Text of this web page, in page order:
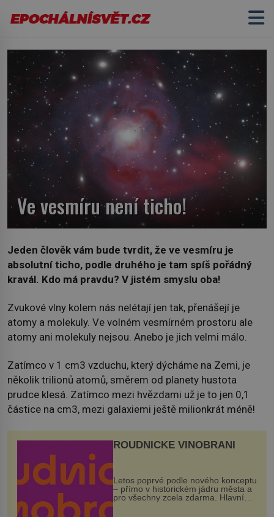
Ve vesmíru není ticho!
Jeden člověk vám bude tvrdit, že ve vesmíru je
absolutní ticho, podle druhého je tam spíš pořádný
kravál. Kdo má pravdu? V jistém smyslu oba!
Zvukové vlny kolem nás nelétají jen tak, přenášejí je
atomy a molekuly. Ve volném vesmírném prostoru ale
atomy ani molekuly nejsou. Anebo je jich velmi málo.
Zatímco v 1 cm3 vzduchu, který dýcháme na Zemi, je
několik trilionů atomů, směrem od planety hustota
prudce klesá. Zatímco mezi hvězdami už je to jen 0,1
částice na cm3, mezi galaxiemi ještě milionkrát méně!
ROUDNICKÉ VINOBRANÍ
Letos poprvé podle nového konceptu
– přímo v historickém jádru města a
pro všechny zcela zdarma. Hlavní
program se odehraje na Karlově a